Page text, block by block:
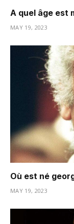
A quel âge est
MAY 19, 2023
Où est né
MAY 19, 2023